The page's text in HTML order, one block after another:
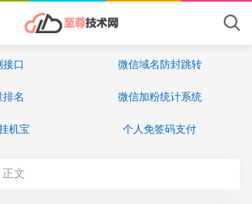
口 微信域名防封跳转
名 微信加粉统计系统
机宝 个人免签码支付
正文